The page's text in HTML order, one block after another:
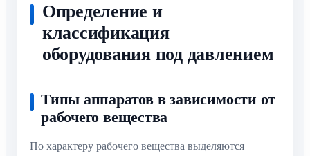
Определение и
классификация
оборудования под давлением
Типы аппаратов в зависимости от
рабочего вещества
По характеру рабочего вещества выделяются